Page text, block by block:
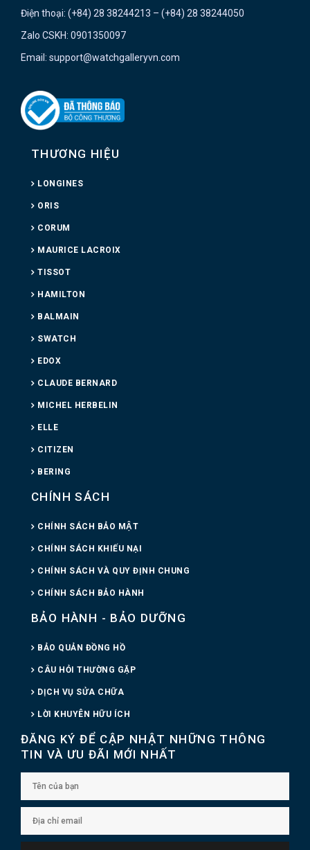
Điện thoại: (+84) 28 38244213 – (+84) 28 38244050
Zalo CSKH: 0901350097
Email: support@watchgalleryvn.com
THƯƠNG HIỆU
LONGINES
ORIS
CORUM
MAURICE LACROIX
TISSOT
HAMILTON
BALMAIN
SWATCH
EDOX
CLAUDE BERNARD
MICHEL HERBELIN
ELLE
CITIZEN
BERING
CHÍNH SÁCH
CHÍNH SÁCH BẢO MẬT
CHÍNH SÁCH KHIẾU NẠI
CHÍNH SÁCH VÀ QUY ĐỊNH CHUNG
CHÍNH SÁCH BẢO HÀNH
BẢO HÀNH - BẢO DƯỠNG
BẢO QUẢN ĐỒNG HỒ
CÂU HỎI THƯỜNG GẶP
DỊCH VỤ SỬA CHỮA
LỜI KHUYÊN HỮU ÍCH
ĐĂNG KÝ ĐỂ CẬP NHẬT NHỮNG THÔNG
TIN VÀ ƯU ĐÃI MỚI NHẤT